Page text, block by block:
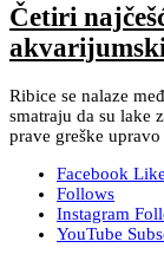
Četiri
Ribice se nalaze
smatraju da su lake
prave greške
Facebook
Follows
Instagram
YouTube